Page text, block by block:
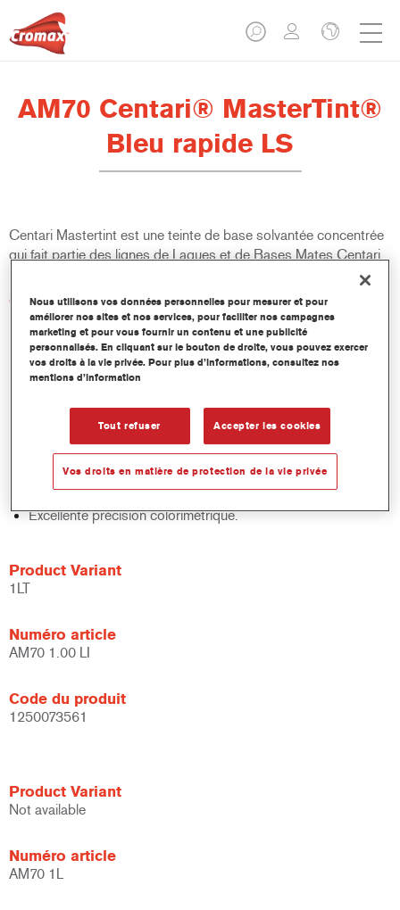
AM70 Centari® MasterTint®
Bleu rapide LS
Centari Mastertint est une teinte de base solvantée concentrée
qui fait partie des lignes de Laques et de Bases Mates Centari.
Caractéristiques du produit
Système de peinture de réparation solvanté distinctif,
polyvalent et facile d’utilisation.
Une seule machine à faire les teintes fournit toutes les
qualités de peinture solvantée – medium et high-solids,
Economise de l’espace de stockage. .
Basé sur la technologie de teintes de base concentrées
Cromax éprouvée.
Excellente précision colorimétrique.
Product Variant
1LT
Numéro article
AM70 1.00 LI
Code du produit
1250073561
Product Variant
Not available
Numéro article
AM70 1L
Nous utilisons vos données personnelles pour mesurer et pour
améliorer nos sites et nos services, pour faciliter nos campagnes
marketing et pour vous fournir un contenu et une publicité
personnalisés. En cliquant sur le bouton de droite, vous pouvez exercer
vos droits à la vie privée. Pour plus d’informations, consultez nos
mentions d’information
Tout refuser Accepter les cookies
Vos droits en matière de protection de la vie privée